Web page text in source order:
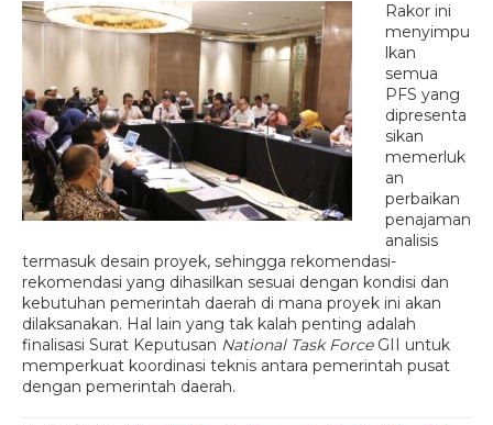
Rakor ini
menyimpu
lkan
semua
PFS yang
dipresenta
sikan
memerluk
an
perbaikan
penajaman
analisis
termasuk desain proyek, sehingga rekomendasi-
rekomendasi yang dihasilkan sesuai dengan kondisi dan
kebutuhan pemerintah daerah di mana proyek ini akan
dilaksanakan. Hal lain yang tak kalah penting adalah
finalisasi Surat Keputusan National Task ForceGII untuk
memperkuat koordinasi teknis antara pemerintah pusat
dengan pemerintah daerah.